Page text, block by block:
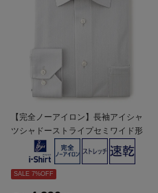
【完全ノーアイロン】長袖アイシャ
ツシャドーストライプセミワイド形
態安定ストレッチ吸汗速乾ワイシャ
ツ通年
SALE 7%OFF